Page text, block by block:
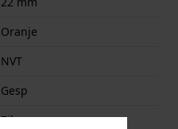
Oranje
NVT
Gesp
Zilver